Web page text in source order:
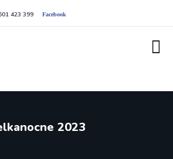
423 399 Facebook
2023